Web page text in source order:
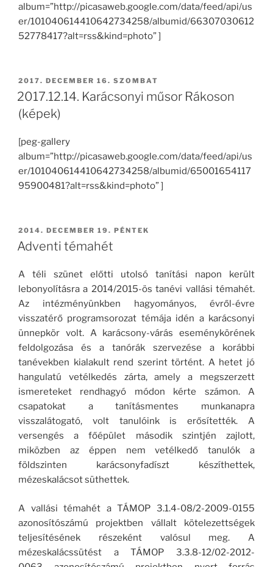
album=”http://picasaweb.google.com/data/feed/api/us
er/101040614410642734258/albumid/66307030612
52778417?alt=rss&kind=photo” ]
BEKÜLDVE:
2017. DECEMBER 16. SZOMBAT
2017.12.14. Karácsonyi műsor Rákoson
(képek)
[peg-gallery
album=”http://picasaweb.google.com/data/feed/api/us
er/101040614410642734258/albumid/65001654117
95900481?alt=rss&kind=photo” ]
BEKÜLDVE:
2014. DECEMBER 19. PÉNTEK
Adventi témahét
A téli szünet előtti utolsó tanítási napon került
lebonyolításra a 2014/2015-ös tanévi vallási témahét.
Az intézményünkben hagyományos, évről-évre
visszatérő programsorozat témája idén a karácsonyi
ünnepkör volt. A karácsony-várás eseménykörének
feldolgozása és a tanórák szervezése a korábbi
tanévekben kialakult rend szerint történt. A hetet jó
hangulatú vetélkedés zárta, amely a megszerzett
ismereteket rendhagyó módon kérte számon. A
csapatokat a tanításmentes munkanapra
visszalátogató, volt tanulóink is erősítették. A
versengés a főépület második szintjén zajlott,
miközben az éppen nem vetélkedő tanulók a
földszinten karácsonyfadíszt készíthettek,
mézeskalácsot süthettek.
A vallási témahét a TÁMOP 3.1.4-08/2-2009-0155
azonosítószámú projektben vállalt kötelezettségek
teljesítésének részeként valósul meg. A
mézeskalácssütést a TÁMOP 3.3.8-12/02-2012-